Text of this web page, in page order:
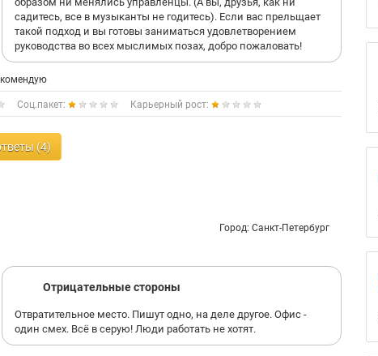
садитесь, все в музыканты не годитесь). Если вас прельщает
такой подход и вы готовы заниматься удовлетворением
руководства во всех мыслимых позах, добро пожаловать!
Соц.пакет: Карьерный рост:
(4)
Город: Санкт-Петербург
Отрицательные стороны
Отвратительное место. Пишут одно, на деле другое. Офис -
один смех. Всё в серую! Люди работать не хотят.